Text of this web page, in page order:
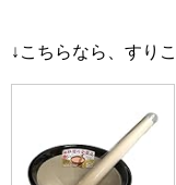
↓こちらなら、すり